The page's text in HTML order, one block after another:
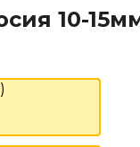
10-